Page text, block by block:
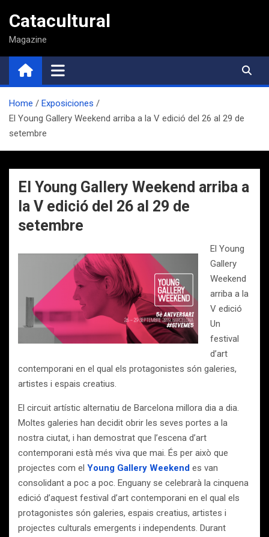
contenido
Catacultural
Magazine
Home
Exposiciones
El Young Gallery Weekend arriba a la V edició del 26 al 29 de
setembre
El Young Gallery Weekend arriba a
la V edició del 26 al 29 de
setembre
El Young
Gallery
Weekend
arriba a la
V edició
Un
festival
d’art
contemporani en el qual els protagonistes són galeries,
artistes i espais creatius.
El circuit artístic alternatiu de Barcelona millora dia a dia.
Moltes galeries han decidit obrir les seves portes a la
nostra ciutat, i han demostrat que l’escena d’art
contemporani està més viva que mai. És per això que
projectes com el Young Gallery Weekend es van
consolidant a poc a poc. Enguany se celebrarà la cinquena
edició d’aquest festival d’art contemporani en el qual els
protagonistes són galeries, espais creatius, artistes i
projectes culturals emergents i independents. Durant